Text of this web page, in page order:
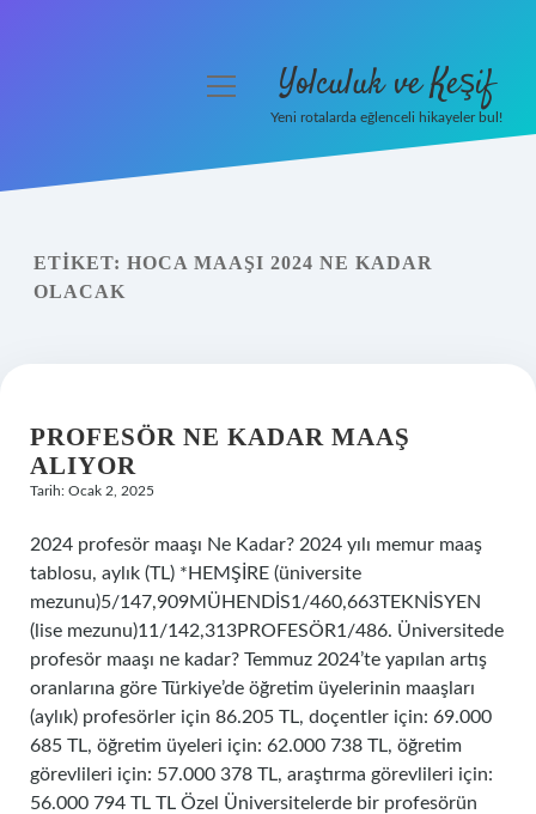
Yasal Uyarı
menüyü Yolculuk ve Keşif
Yeni rotalarda eğlenceli hikayeler bul!
ETIKET: HOCA MAAŞI 2024 NE KADAR
OLACAK
PROFESÖR NE KADAR MAAŞ
ALIYOR
Tarih: Ocak 2, 2025
2024 profesör maaşı Ne Kadar? 2024 yılı memur maaş
tablosu, aylık (TL) *HEMŞİRE (üniversite
mezunu)5/147,909MÜHENDİS1/460,663TEKNİSYEN
(lise mezunu)11/142,313PROFESÖR1/486. Üniversitede
profesör maaşı ne kadar? Temmuz 2024’te yapılan artış
oranlarına göre Türkiye’de öğretim üyelerinin maaşları
(aylık) profesörler için 86.205 TL, doçentler için: 69.000
685 TL, öğretim üyeleri için: 62.000 738 TL, öğretim
görevlileri için: 57.000 378 TL, araştırma görevlileri için:
56.000 794 TL TL Özel Üniversitelerde bir profesörün